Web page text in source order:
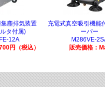
塵排気装置
タ付属)
12A
円（税込）
充電式真空吸引機能
ーパー
M286VE-
販売価格：